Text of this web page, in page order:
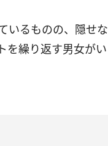
いるものの、隠せな
を繰り返す男女がい